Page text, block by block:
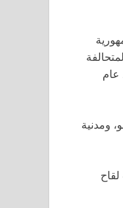
أكثر من 50,000 شخص منذ عام
ومدنية